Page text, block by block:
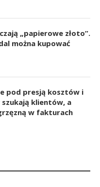
„papierowe złoto”.
można kupować
pod presją kosztów i
szukają klientów, a
w fakturach